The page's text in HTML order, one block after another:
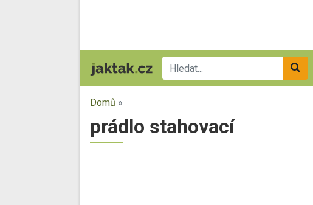
Domů »
prádlo stahovací